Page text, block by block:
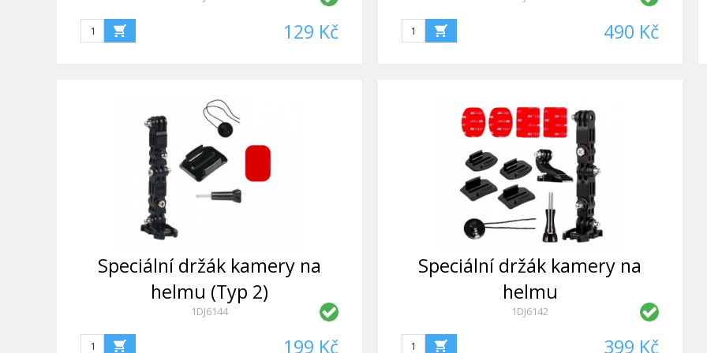
129 Kč 490 Kč
Speciální držák kamery na
helmu (Typ 2)
1DJ6144
199 Kč
Speciální držák kamery na
helmu
1DJ6142
399 Kč